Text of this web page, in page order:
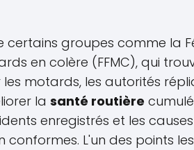
certains groupes comme la
en colère (FFMC), qui
motards, les autorités
la santé routière
enregistrés et les
conformes. L'un des points